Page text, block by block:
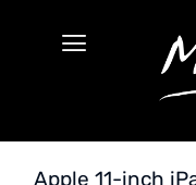
Apple 11-inch